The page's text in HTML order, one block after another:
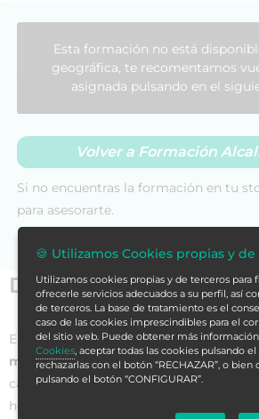
Datos generales
El cáncer de próstataes uno de los
más importantes en nuestra sociedad,
causa de muerte en varones por
hecho, la mayoría de los cánceres de
Esta formación no está
geográfica, te recomentamos
asignada pulsando en el
Volver a Formación
Si no encuentras la formación en tu
para asesorarte.
🍪 Utilizamos Cookies propias y
Utilizamos cookies propias y de terceros para
ofrecerle servicios adecuados a su perfil, así
de terceros. La base de tratamiento es el
caso de las cookies imprescindibles para el
del sitio web. Puede obtener más
Cookies, aceptar todas las cookies pulsando el
rechazarlas con el botón “RECHAZAR”, o bien
pulsando el botón “CONFIGURAR”.